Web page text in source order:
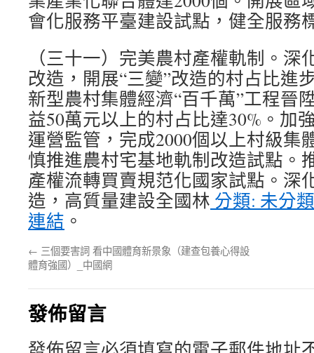
會化服務平臺建設試點，健全服務
（三十一）完美農村產權軌制。深
改造，開展“三變”改造的村占比進
新型農村集體經濟“百千萬”工程晉
益50萬元以上的村占比達30%。加
運營監管，完成2000個以上村級集
慎推進農村宅基地軌制改造試點。
產權流轉買賣規范化國家試點。深
造，高質量建設全國林 分類: 未分
連結 。
← 三個要害詞 看中國體育新景象（建查包養心得設
體育強國）_中國網
發佈留言